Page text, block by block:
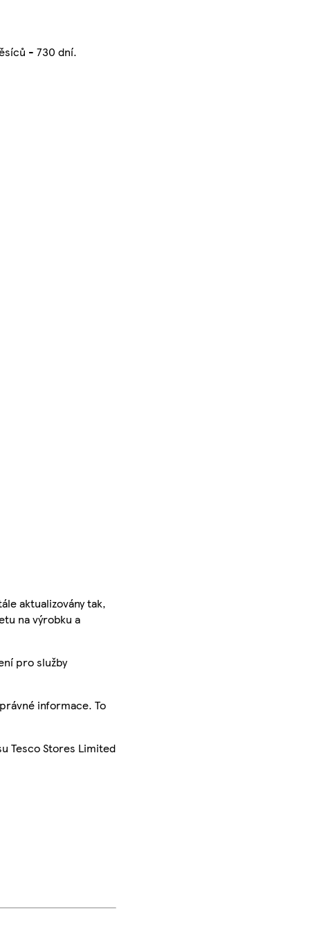
- 730 dní.
aktualizovány tak,
na výrobku a
pro služby
informace. To
Tesco Stores Limited